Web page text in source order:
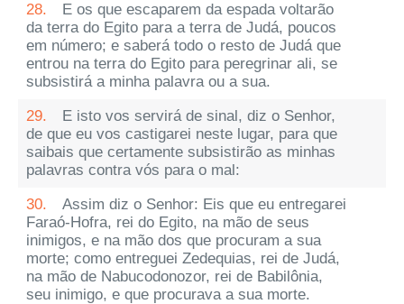
28.
E os que escaparem da espada voltarão
da terra do Egito para a terra de Judá, poucos
em número; e saberá todo o resto de Judá que
entrou na terra do Egito para peregrinar ali, se
subsistirá a minha palavra ou a sua.
29.
E isto vos servirá de sinal, diz o Senhor,
de que eu vos castigarei neste lugar, para que
saibais que certamente subsistirão as minhas
palavras contra vós para o mal:
30.
Assim diz o Senhor: Eis que eu entregarei
Faraó-Hofra, rei do Egito, na mão de seus
inimigos, e na mão dos que procuram a sua
morte; como entreguei Zedequias, rei de Judá,
na mão de Nabucodonozor, rei de Babilônia,
seu inimigo, e que procurava a sua morte.